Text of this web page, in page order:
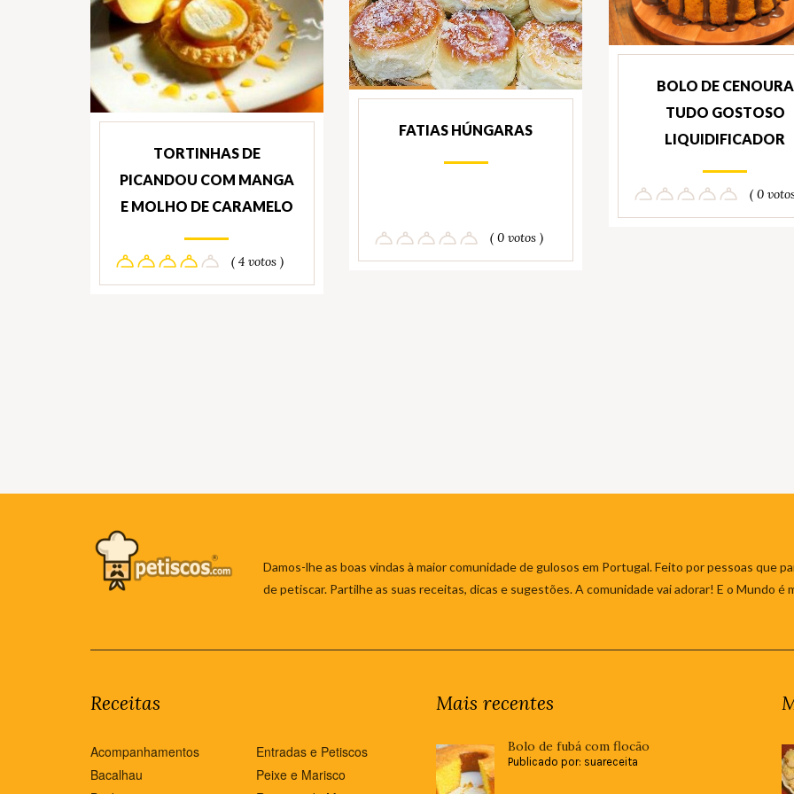
TORTINHAS DE
PICANDOU COM MANGA
E MOLHO DE CARAMELO
( 4 votos )
FATIAS HÚNGARAS
( 0 votos )
BOLO DE CENOURA
TUDO GOSTOSO
LIQUIDIFICADOR
( 0
Damos-lhe as boas vindas à maior comunidade de gulosos em Portugal. Feito por pessoas que
de petiscar. Partilhe as suas receitas, dicas e sugestões. A comunidade vai adorar! E o Mundo é
Receitas
Acompanhamentos
Bacalhau
Entradas e Petiscos
Peixe e Marisco
Mais recentes
Bolo de fubá com flocão
Publicado por: suareceita